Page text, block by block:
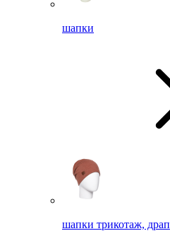
шапки
шапки трикотаж, драп